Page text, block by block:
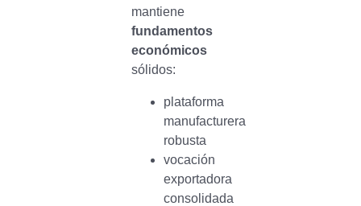
mantiene
fundamentos
económicos
sólidos:
plataforma
manufacturera
robusta
vocación
exportadora
consolidada